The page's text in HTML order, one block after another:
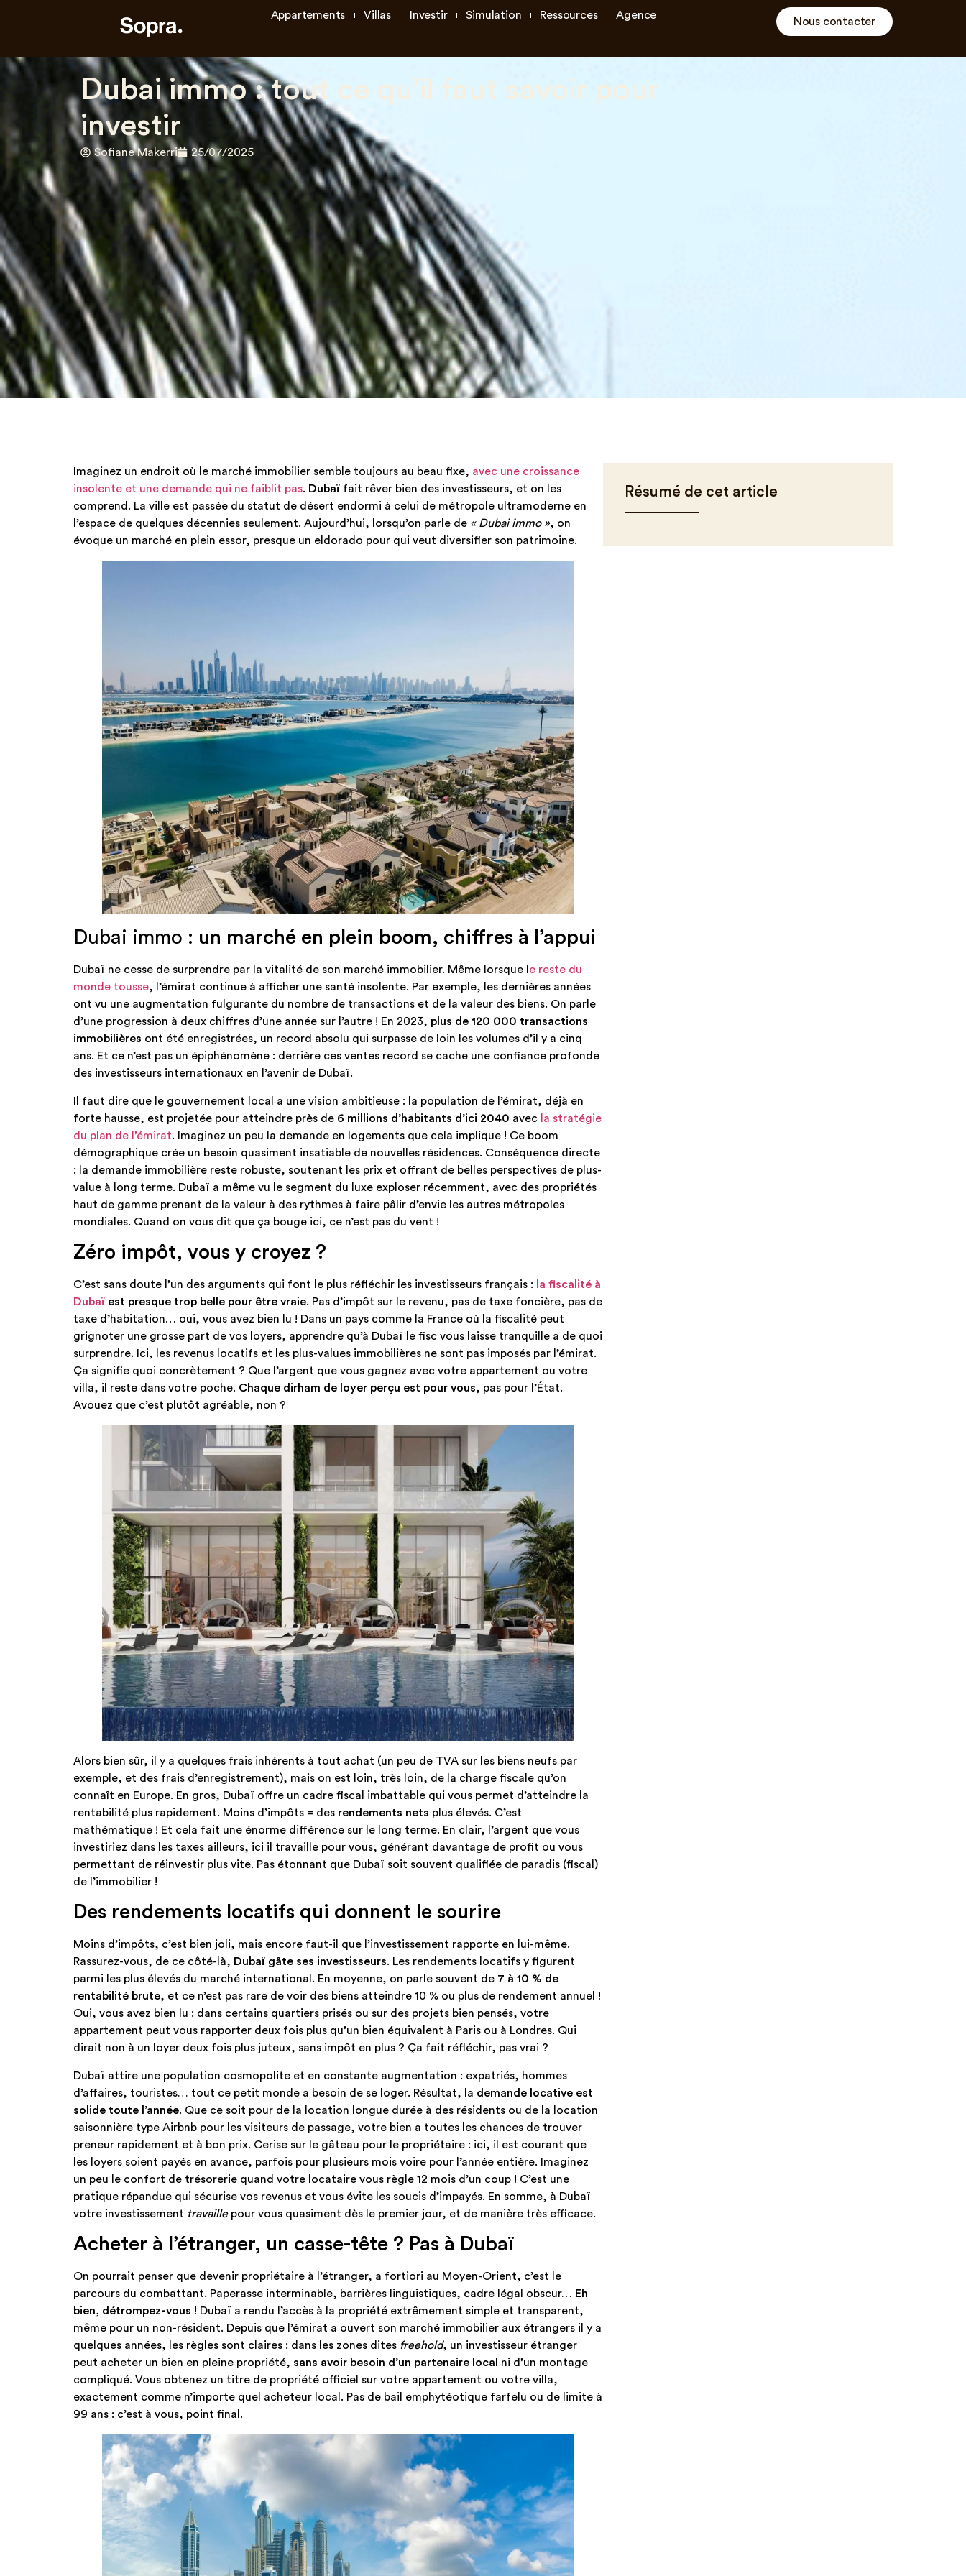
Appartements Villas Investir Simulation Ressources Agence
Nous contacter
Dubai immo : tout ce qu’il faut savoir pour
investir
Sofiane Makerri 25/07/2025
Imaginez un endroit où le marché immobilier semble toujours au beau fixe, avec une croissance
insolente et une demande qui ne faiblit pas. Dubaï fait rêver bien des investisseurs, et on les
comprend. La ville est passée du statut de désert endormi à celui de métropole ultramoderne en
l’espace de quelques décennies seulement. Aujourd’hui, lorsqu’on parle de « Dubai immo », on
évoque un marché en plein essor, presque un eldorado pour qui veut diversifier son patrimoine.
Dubai immo : un marché en plein boom, chiffres à l’appui
Dubaï ne cesse de surprendre par la vitalité de son marché immobilier. Même lorsque l e reste du
monde tousse, l’émirat continue à afficher une santé insolente. Par exemple, les dernières années
ont vu une augmentation fulgurante du nombre de transactions et de la valeur des biens. On parle
d’une progression à deux chiffres d’une année sur l’autre ! En 2023, plus de 120 000 transactions
immobilières ont été enregistrées, un record absolu qui surpasse de loin les volumes d’il y a cinq
ans. Et ce n’est pas un épiphénomène : derrière ces ventes record se cache une confiance profonde
des investisseurs internationaux en l’avenir de Dubaï.
Il faut dire que le gouvernement local a une vision ambitieuse : la population de l’émirat, déjà en
forte hausse, est projetée pour atteindre près de 6 millions d’habitants d’ici 2040 avec la stratégie
du plan de l’émirat. Imaginez un peu la demande en logements que cela implique ! Ce boom
démographique crée un besoin quasiment insatiable de nouvelles résidences. Conséquence directe
: la demande immobilière reste robuste, soutenant les prix et offrant de belles perspectives de plus-
value à long terme. Dubaï a même vu le segment du luxe exploser récemment, avec des propriétés
haut de gamme prenant de la valeur à des rythmes à faire pâlir d’envie les autres métropoles
mondiales. Quand on vous dit que ça bouge ici, ce n’est pas du vent !
Zéro impôt, vous y croyez ?
C’est sans doute l’un des arguments qui font le plus réfléchir les investisseurs français :
la fiscalité à
Dubaï est presque trop belle pour être vraie. Pas d’impôt sur le revenu, pas de taxe foncière, pas de
taxe d’habitation… oui, vous avez bien lu ! Dans un pays comme la France où la fiscalité peut
grignoter une grosse part de vos loyers, apprendre qu’à Dubaï le fisc vous laisse tranquille a de quoi
surprendre. Ici, les revenus locatifs et les plus-values immobilières ne sont pas imposés par l’émirat.
Ça signifie quoi concrètement ? Que l’argent que vous gagnez avec votre appartement ou votre
villa, il reste dans votre poche. Chaque dirham de loyer perçu est pour vous, pas pour l’État.
Avouez que c’est plutôt agréable, non ?
Alors bien sûr, il y a quelques frais inhérents à tout achat (un peu de TVA sur les biens neufs par
exemple, et des frais d’enregistrement), mais on est loin, très loin, de la charge fiscale qu’on
connaît en Europe. En gros, Dubaï offre un cadre fiscal imbattable qui vous permet d’atteindre la
rentabilité plus rapidement. Moins d’impôts = des rendements nets plus élevés. C’est
mathématique ! Et cela fait une énorme différence sur le long terme. En clair, l’argent que vous
investiriez dans les taxes ailleurs, ici il travaille pour vous, générant davantage de profit ou vous
permettant de réinvestir plus vite. Pas étonnant que Dubaï soit souvent qualifiée de paradis (fiscal)
de l’immobilier !
Des rendements locatifs qui donnent le sourire
Moins d’impôts, c’est bien joli, mais encore faut-il que l’investissement rapporte en lui-même.
Rassurez-vous, de ce côté-là, Dubaï gâte ses investisseurs. Les rendements locatifs y figurent
parmi les plus élevés du marché international. En moyenne, on parle souvent de 7 à 10 % de
rentabilité brute, et ce n’est pas rare de voir des biens atteindre 10 % ou plus de rendement annuel !
Oui, vous avez bien lu : dans certains quartiers prisés ou sur des projets bien pensés, votre
appartement peut vous rapporter deux fois plus qu’un bien équivalent à Paris ou à Londres. Qui
dirait non à un loyer deux fois plus juteux, sans impôt en plus ? Ça fait réfléchir, pas vrai ?
Dubaï attire une population cosmopolite et en constante augmentation : expatriés, hommes
d’affaires, touristes… tout ce petit monde a besoin de se loger. Résultat, la demande locative est
solide toute l’année. Que ce soit pour de la location longue durée à des résidents ou de la location
saisonnière type Airbnb pour les visiteurs de passage, votre bien a toutes les chances de trouver
preneur rapidement et à bon prix. Cerise sur le gâteau pour le propriétaire : ici, il est courant que
les loyers soient payés en avance, parfois pour plusieurs mois voire pour l’année entière. Imaginez
un peu le confort de trésorerie quand votre locataire vous règle 12 mois d’un coup ! C’est une
pratique répandue qui sécurise vos revenus et vous évite les soucis d’impayés. En somme, à Dubaï
votre investissement travaillepour vous quasiment dès le premier jour, et de manière très efficace.
Acheter à l’étranger, un casse-tête ? Pas à Dubaï
On pourrait penser que devenir propriétaire à l’étranger, a fortiori au Moyen-Orient, c’est le
parcours du combattant. Paperasse interminable, barrières linguistiques, cadre légal obscur… Eh
bien, détrompez-vous ! Dubaï a rendu l’accès à la propriété extrêmement simple et transparent,
même pour un non-résident. Depuis que l’émirat a ouvert son marché immobilier aux étrangers il y a
quelques années, les règles sont claires : dans les zones dites freehold, un investisseur étranger
peut acheter un bien en pleine propriété, sans avoir besoin d’un partenaire local
ni d’un montage
compliqué. Vous obtenez un titre de propriété officiel sur votre appartement ou votre villa,
exactement comme n’importe quel acheteur local. Pas de bail emphytéotique farfelu ou de limite à
99 ans : c’est à vous, point final.
Résumé de cet article